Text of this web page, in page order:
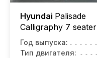
Hyundai Palisade
Calligraphy 7 seater
Год выпуска:
Тип двигателя: